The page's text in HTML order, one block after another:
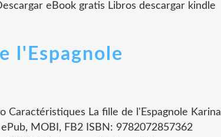
eBook gratis Libros descargar kindle
l'Espagnole
Caractéristiques La fille de l'Espagnole Karina
MOBI, FB2 ISBN: 9782072857362